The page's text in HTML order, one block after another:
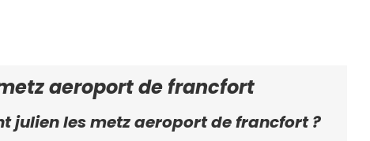
aeroport de francfort
julien les metz aeroport de francfort ?